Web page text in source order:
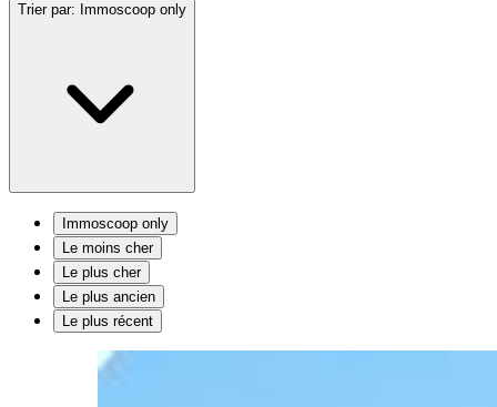
Trier par: Immoscoop only
Immoscoop only
Le moins cher
Le plus cher
Le plus ancien
Le plus récent